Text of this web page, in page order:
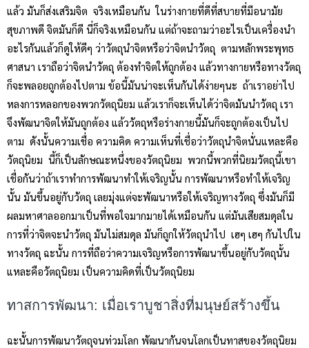
แล้ว มันก็ส่งเสริมจิต จริงเหมือนกัน ในร่างกายที่ดีที่สบายที่มีอนามัย
สุขภาพดี จิตมันก็ดี นี่ก็จริงเหมือนกัน แต่ถ้าจะถามว่าอะไรเป็นเครื่องนำ
อะไรกันแล้วก็ดูให้ดีๆ ว่าวัตถุนำจิตหรือว่าจิตนำวัตถุ ตามหลักพระพุทธ
ศาสนา เราถือว่าจิตนำวัตถุ ต้องทำจิตให้ถูกต้อง แล้วทางกายหรือทางวัตถุ
ก็จะพลอยถูกต้องไปตาม ข้อนี้มันน่าจะเห็นกันได้ง่ายๆนะ ถ้าเราอย่าไป
หลงการหลอกของพวกวัตถุนิยม แล้วเราก็จะเห็นได้ว่าจิตมันนำวัตถุ เรา
จึงพัฒนาจิตให้มันถูกต้อง แล้ววัตถุหรือร่างกายนี้มันก็จะถูกต้องเป็นไป
ตาม ดังนั้นความเชื่อ ความคิด ความเห็นที่เชื่อว่าวัตถุนำจิตนั่นแหละคือ
วัตถุนิยม นี้ก็เป็นลักษณะหนึ่งของวัตถุนิยม พวกนี้พวกที่นิยมวัตถุนี้เขา
เชื่อกันว่าถ้าเราทำการพัฒนาทำให้เจริญนั้น การพัฒนาหรือทำให้เจริญ
นั้น มันขึ้นอยู่กับวัตถุ เลยมุ่งแต่จะพัฒนาหรือให้เจริญทางวัตถุ ซึ่งมันก็มี
ผลมหาศาลออกมาเป็นที่พอใจมากมายได้เหมือนกัน แต่มันเสียสมดุลใน
การที่ว่าจิตจะนำวัตถุ มันไม่สมดุล มันก็ถูกให้วัตถุนำไป เฮๆ เฮๆ กันไปใน
ทางวัตถุ ฉะนั้น การที่ถือว่าความเจริญหรือการพัฒนาขึ้นอยู่กับวัตถุนั้น
แหละคือวัตถุนิยม เป็นความคิดที่เป็นวัตถุนิยม
ทาสการพัฒนา: เมื่อเราบูชาสิ่งที่มนุษย์สร้างขึ้น
ฉะนั้นการพัฒนาวัตถุจนท่วมโลก พัฒนากันจนโลกเป็นทาสของวัตถุนิยม